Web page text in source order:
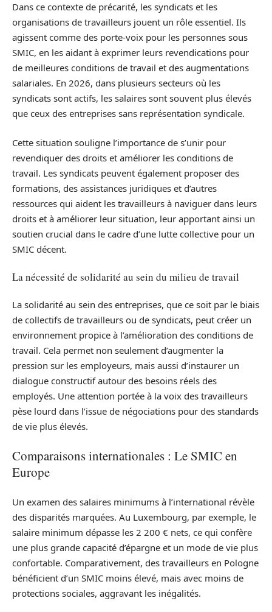
Dans ce contexte de précarité, les syndicats et les
organisations de travailleurs jouent un rôle essentiel. Ils
agissent comme des porte-voix pour les personnes sous
SMIC, en les aidant à exprimer leurs revendications pour
de meilleures conditions de travail et des augmentations
salariales. En 2026, dans plusieurs secteurs où les
syndicats sont actifs, les salaires sont souvent plus élevés
que ceux des entreprises sans représentation syndicale.
Cette situation souligne l’importance de s’unir pour
revendiquer des droits et améliorer les conditions de
travail. Les syndicats peuvent également proposer des
formations, des assistances juridiques et d’autres
ressources qui aident les travailleurs à naviguer dans leurs
droits et à améliorer leur situation, leur apportant ainsi un
soutien crucial dans le cadre d’une lutte collective pour un
SMIC décent.
La nécessité de solidarité au sein du milieu de travail
La solidarité au sein des entreprises, que ce soit par le biais
de collectifs de travailleurs ou de syndicats, peut créer un
environnement propice à l’amélioration des conditions de
travail. Cela permet non seulement d’augmenter la
pression sur les employeurs, mais aussi d’instaurer un
dialogue constructif autour des besoins réels des
employés. Une attention portée à la voix des travailleurs
pèse lourd dans l’issue de négociations pour des standards
de vie plus élevés.
Comparaisons internationales : Le SMIC en
Europe
Un examen des salaires minimums à l’international révèle
des disparités marquées. Au Luxembourg, par exemple, le
salaire minimum dépasse les 2 200 € nets, ce qui confère
une plus grande capacité d’épargne et un mode de vie plus
confortable. Comparativement, des travailleurs en Pologne
bénéficient d’un SMIC moins élevé, mais avec moins de
protections sociales, aggravant les inégalités.